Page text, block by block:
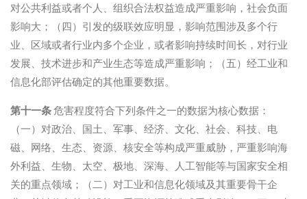
对公共利益或者个人、组织合法权益造成严重影响，社会负面
影响大；（四）引发的级联效应明显，影响范围涉及多个行
业、区域或者行业内多个企业，或者影响持续时间长，对行业
发展、技术进步和产业生态等造成严重影响；（五）经工业和
信息化部评估确定的其他重要数据。
第十一条危害程度符合下列条件之一的数据为核心数据：
（一）对政治、国土、军事、经济、文化、社会、科技、电
磁、网络、生态、资源、核安全等构成严重威胁，严重影响海
外利益、生物、太空、极地、深海、人工智能等与国家安全相
关的重点领域；（二）对工业和信息化领域及其重要骨干企